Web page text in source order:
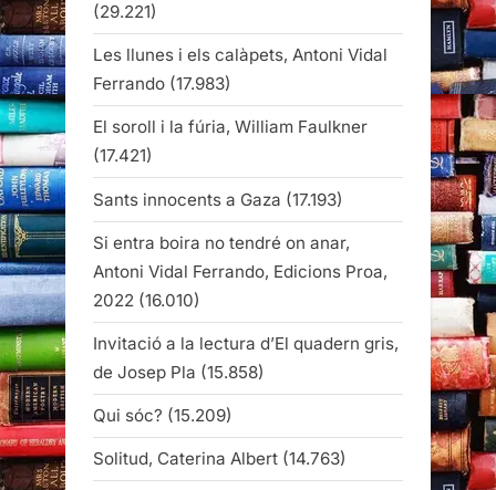
(29.221)
Les llunes i els calàpets, Antoni Vidal
Ferrando (17.983)
El soroll i la fúria, William Faulkner
(17.421)
Sants innocents a Gaza (17.193)
Si entra boira no tendré on anar,
Antoni Vidal Ferrando, Edicions Proa,
2022 (16.010)
Invitació a la lectura d’El quadern gris,
de Josep Pla (15.858)
Qui sóc? (15.209)
Solitud, Caterina Albert (14.763)